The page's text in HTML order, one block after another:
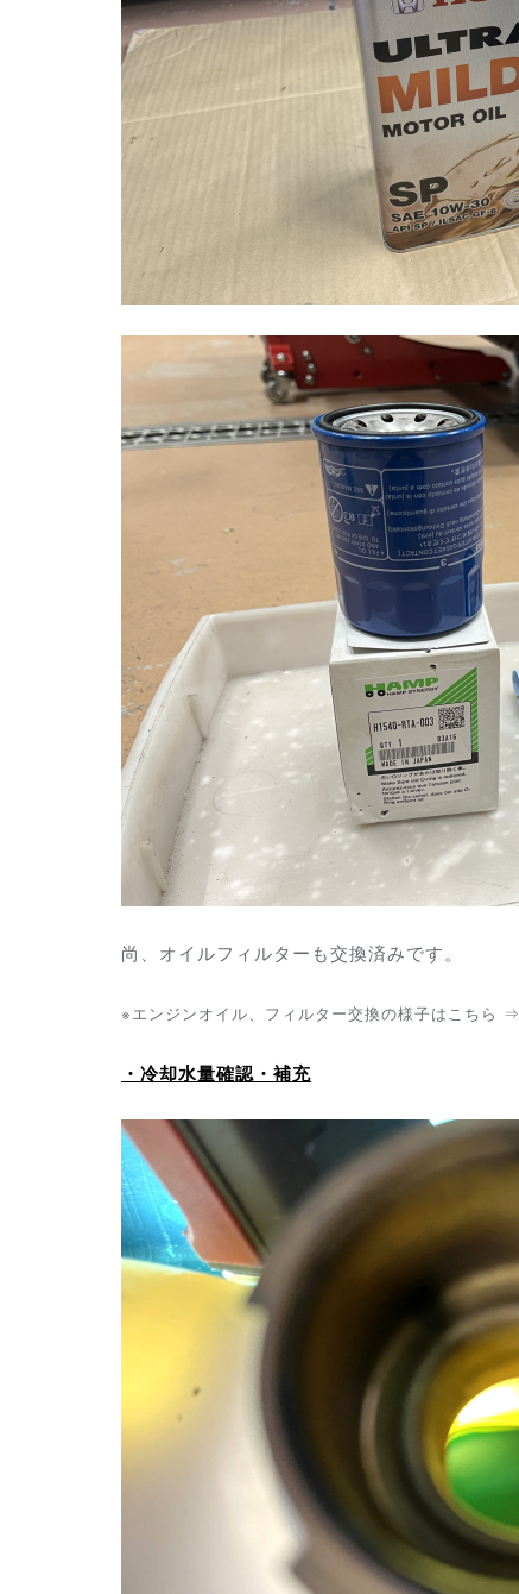
尚、オイルフィルターも交換済みです。
※エンジンオイル、フィルター交換の様子はこちら ⇒
・冷却水量確認・補充